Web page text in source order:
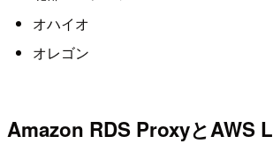
オハイオ
オレゴン
Amazon RDS ProxyとAWS